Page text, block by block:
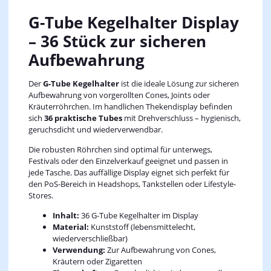
G-Tube Kegelhalter Display
– 36 Stück zur sicheren
Aufbewahrung
DerG-Tube Kegelhalterist die ideale Lösung zur sicheren
Aufbewahrung von vorgerollten Cones, Joints oder
Kräuterröhrchen. Im handlichen Thekendisplay befinden
sich 36 praktische Tubesmit Drehverschluss – hygienisch,
geruchsdicht und wiederverwendbar.
Die robusten Röhrchen sind optimal für unterwegs,
Festivals oder den Einzelverkauf geeignet und passen in
jede Tasche. Das auffällige Display eignet sich perfekt für
den PoS-Bereich in Headshops, Tankstellen oder Lifestyle-
Stores.
Inhalt: 36 G-Tube Kegelhalter im Display
Material: Kunststoff (lebensmittelecht,
wiederverschließbar)
Verwendung: Zur Aufbewahrung von Cones,
Kräutern oder Zigaretten